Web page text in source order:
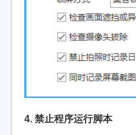
4. 禁止程序运行脚本